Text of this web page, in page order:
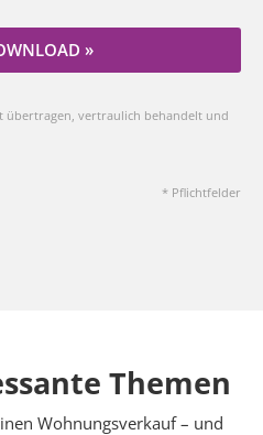
»
übertragen, vertraulich behandelt und
* Pflichtfelder
Themen
Wohnungsverkauf – und